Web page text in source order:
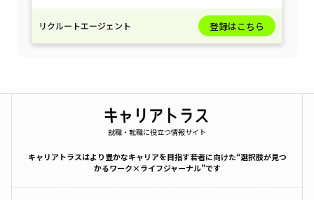
リクルートエージェント 登録はこちら
就職・転職に役立つ情報サイト
キャリアトラスはより豊かなキャリアを目指す若者に向けた“選択肢が見つ
かるワーク×ライフジャーナル”です